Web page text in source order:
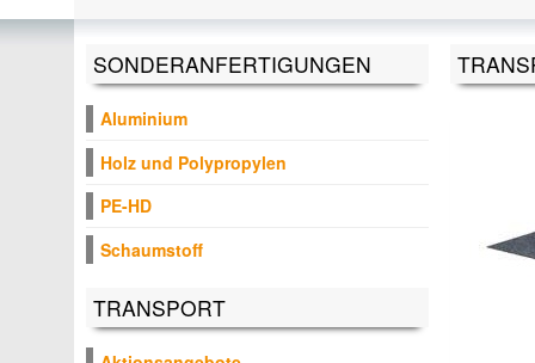
SONDERANFERTIGUNGEN
Aluminium
Holz und Polypropylen
PE-HD
Schaumstoff
TRANSPORT